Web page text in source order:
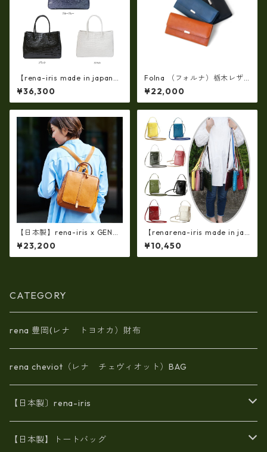
【rena-iris made in japan】
【日本製】牛革エナメルクロ
コ 軽量ラージサイズ・トート
バッグ ir-674
¥36,300
Folna （フォルナ）栃木レザ
ー フラップ長財布 / No.29938
93
¥22,000
【日本製】rena-iris x GENO
VA（IMAIBAG）コラボ製品ラ
ンドセルデザインM・・シュリ
ンクヌメ牛革・リュック ir-2
¥23,200
【renarena-iris made in jap
an】【日本製】牛革エナメル
クロコ・縦型お財布スマホ 2
ＷＡＹポシェット ir-660
¥10,450
CATEGORY
rena 豊岡(レナ トヨオカ）財布
rena cheviot（レナ チェヴィオット）BAG
【日本製〕rena-iris
エナメル（パテント）レザー
【日本製】トートバッグ